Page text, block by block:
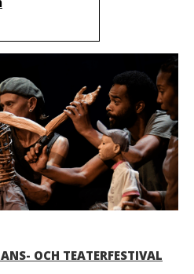
OCH TEATERFESTIVAL